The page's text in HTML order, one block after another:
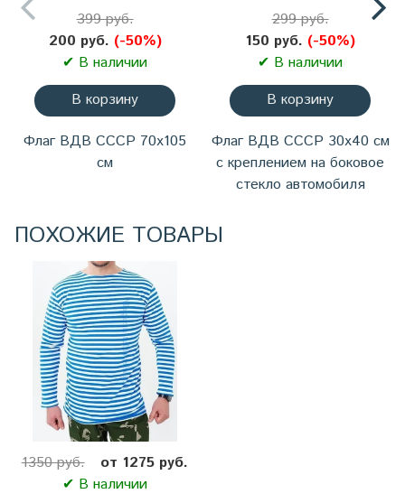
399 руб.
200 руб. (-50%)
✔ В наличии
В корзину
Флаг ВДВ СССР 70х105
см
299 руб.
150 руб. (-50%)
✔ В наличии
В корзину
Флаг ВДВ СССР 30x40 см
с креплением на боковое
стекло автомобиля
ПОХОЖИЕ ТОВАРЫ
1350 руб.
от 1275 руб.
✔ В наличии